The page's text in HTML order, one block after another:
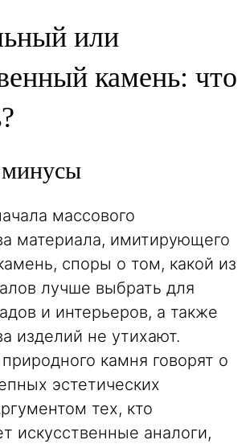
или
камень: что
массового
материала, имитирующего
споры о том, какой из
лучше выбрать для
и интерьеров, а также
изделий не утихают.
камня говорят о
эстетических
тех, кто
искусственные аналоги,